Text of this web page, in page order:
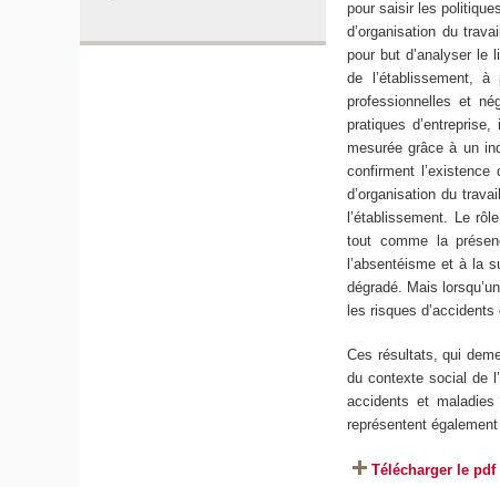
pour saisir les
d’organisation du
pour but d’analyser le
de l’établissement,
professionnelles et
pratiques
mesurée grâce à un
confirment l’existence
d’organisation du
l’établissement. Le
tout comme la
l’absentéisme et à la
dégradé. Mais
les risques
Ces résultats, qui
du contexte social de
accidents et
représentent
Télécharger le pdf